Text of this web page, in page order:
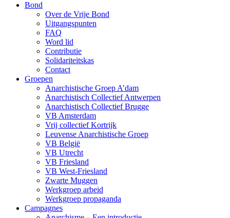
Bond
Over de Vrije Bond
Uitgangspunten
FAQ
Word lid
Contributie
Solidariteitskas
Contact
Groepen
Anarchistische Groep A’dam
Anarchistisch Collectief Antwerpen
Anarchistisch Collectief Brugge
VB Amsterdam
Vrij collectief Kortrijk
Leuvense Anarchistische Groep
VB België
VB Utrecht
VB Friesland
VB West-Friesland
Zwarte Muggen
Werkgroep arbeid
Werkgroep propaganda
Campagnes